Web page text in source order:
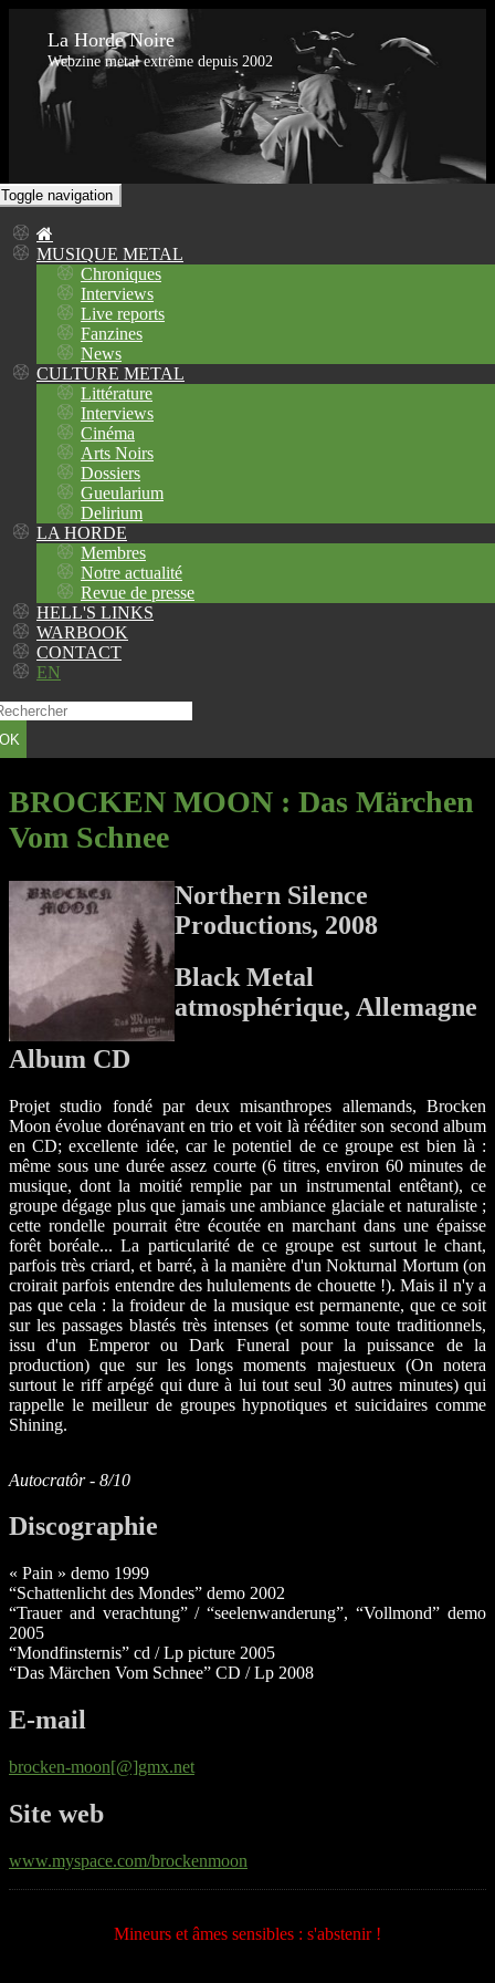
La Horde Noire
Webzine metal extrême depuis 2002
Toggle navigation
MUSIQUE METAL
Chroniques
Interviews
Live reports
Fanzines
News
CULTURE METAL
Littérature
Interviews
Cinéma
Arts Noirs
Dossiers
Gueularium
Delirium
LA HORDE
Membres
Notre actualité
Revue de presse
HELL'S LINKS
WARBOOK
CONTACT
EN
OK
BROCKEN MOON : Das Märchen
Vom Schnee
Northern Silence
Productions, 2008
Black Metal
atmosphérique, Allemagne
Album CD
Projet studio fondé par deux misanthropes allemands, Brocken
Moon évolue dorénavant en trio et voit là rééditer son second album
en CD; excellente idée, car le potentiel de ce groupe est bien là :
même sous une durée assez courte (6 titres, environ 60 minutes de
musique, dont la moitié remplie par un instrumental entêtant), ce
groupe dégage plus que jamais une ambiance glaciale et naturaliste ;
cette rondelle pourrait être écoutée en marchant dans une épaisse
forêt boréale... La particularité de ce groupe est surtout le chant,
parfois très criard, et barré, à la manière d'un Nokturnal Mortum (on
croirait parfois entendre des hululements de chouette !). Mais il n'y a
pas que cela : la froideur de la musique est permanente, que ce soit
sur les passages blastés très intenses (et somme toute traditionnels,
issu d'un Emperor ou Dark Funeral pour la puissance de la
production) que sur les longs moments majestueux (On notera
surtout le riff arpégé qui dure à lui tout seul 30 autres minutes) qui
rappelle le meilleur de groupes hypnotiques et suicidaires comme
Shining.
Autocratôr - 8/10
Discographie
« Pain » demo 1999
“Schattenlicht des Mondes” demo 2002
“Trauer and verachtung” / “seelenwanderung”, “Vollmond” demo
2005
“Mondfinsternis” cd / Lp picture 2005
“Das Märchen Vom Schnee” CD / Lp 2008
E-mail
brocken-moon[@]gmx.net
Site web
www.myspace.com/brockenmoon
Mineurs et âmes sensibles : s'abstenir !